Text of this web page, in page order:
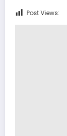
Post Views: